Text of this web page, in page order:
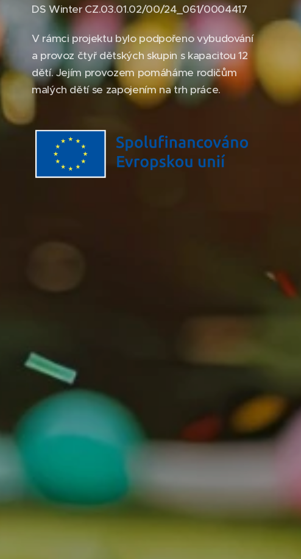
DS Winter CZ.03.01.02/00/24_061/0004417
V rámci projektu bylo podpořeno vybudování
a provoz čtyř dětských skupin s kapacitou 12
dětí. Jejím provozem pomáháme rodičům
malých dětí se zapojením na trh práce.